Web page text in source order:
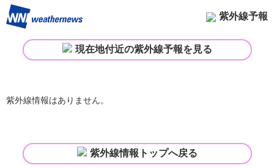
紫外線予報
現在地付近の紫外線予報を見る
紫外線情報はありません。
紫外線情報トップへ戻る